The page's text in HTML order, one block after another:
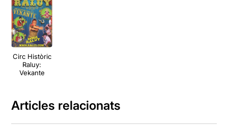
Circ Històric
Raluy:
Vekante
Articles relacionats